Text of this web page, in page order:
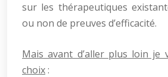
sur les thérapeutiques
ou non de preuves d’efficacité.
Mais avant d’aller plus loin je
choix: